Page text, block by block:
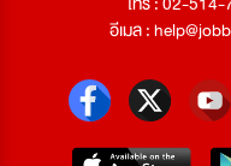
อีเมล :